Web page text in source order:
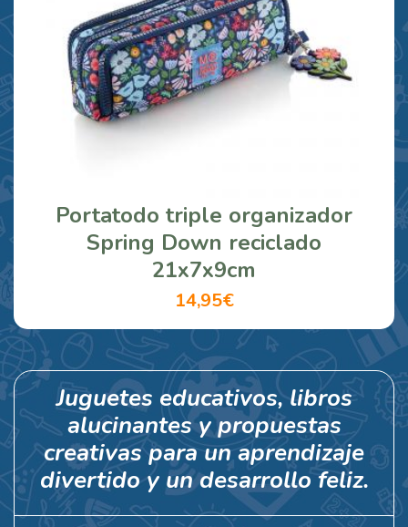
Portatodo triple organizador
Spring Down reciclado
21x7x9cm
14,95€
Juguetes educativos, libros
alucinantes y propuestas
creativas para un aprendizaje
divertido y un desarrollo feliz.